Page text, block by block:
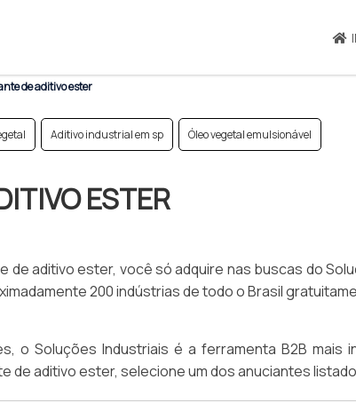
de aditivo ester
Aditivo industrial em sp Óleo vegetal emulsionável
ESTER
de aditivo ester, você só adquire nas buscas do
200 indústrias de todo o Brasil
o Soluções Industriais é a ferramenta B2B mais
de aditivo ester, selecione um dos anuciantes